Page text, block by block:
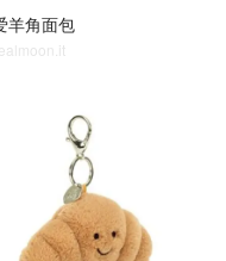
羊角面包